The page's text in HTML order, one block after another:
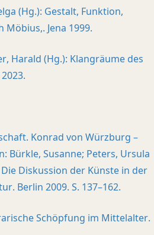
(Hg.): Gestalt, Funktion,
Möbius,. Jena 1999.
Harald (Hg.): Klangräume des
Konrad von Würzburg –
Bürkle, Susanne; Peters, Ursula
Diskussion der Künste in der
Berlin 2009. S. 137–162.
Schöpfung im Mittelalter.